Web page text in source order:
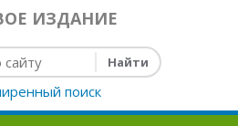
ИЗДАНИЕ
поиск